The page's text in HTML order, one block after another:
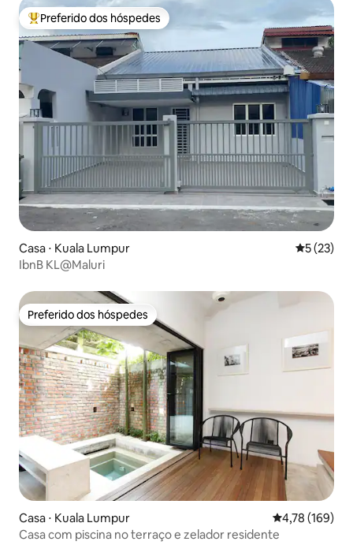
Entre os melhores preferidos dos hóspedes
Preferido dos hóspedes
Casa ⋅ Kuala Lumpur 5 de uma
5 (23)
IbnB KL@Maluri
Preferido dos hóspedes
Preferido dos hóspedes
Casa ⋅ Kuala Lumpur 4,78 de uma
4,78 (169)
Casa com piscina no terraço e zelador residente